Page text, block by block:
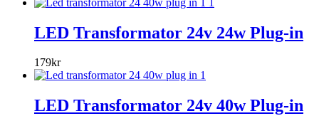
LED Transformator 24v 24w Plug-in
179kr
LED Transformator 24v 40w Plug-in